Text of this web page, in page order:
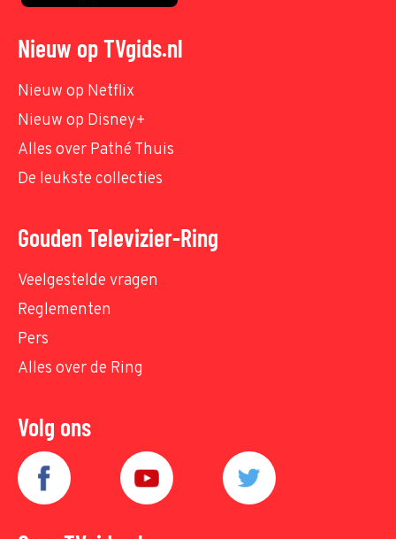
Nieuw op TVgids.nl
Nieuw op Netflix
Nieuw op Disney+
Alles over Pathé Thuis
De leukste collecties
Gouden Televizier-Ring
Veelgestelde vragen
Reglementen
Pers
Alles over de Ring
Volg ons